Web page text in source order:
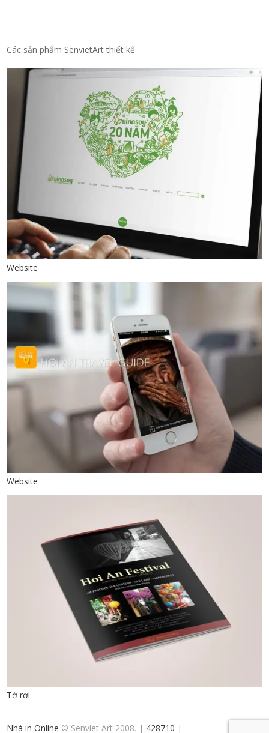
Các sản phẩm SenvietArt thiết kế
Website
Website
Tờ rơi
Nhà in Online © Senviet Art 2008. | 428710 |